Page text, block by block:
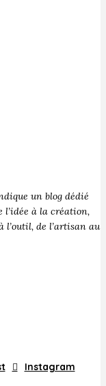
un blog dédié
à la création,
de l’artisan au
Instagram